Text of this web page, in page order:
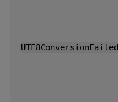
UTF8ConversionFailed